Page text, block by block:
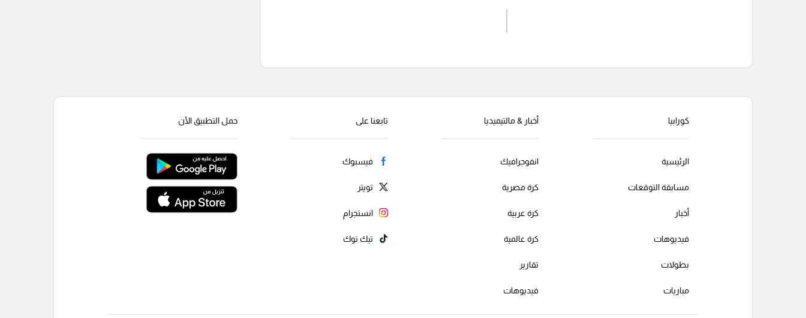
إرسال تعليق
كورابيا
الرئيسية
مسابقة التوقعات
أخبار
فيديوهات
بطولات
مباريات
أخبار & مالتيميديا
انفوجرافيك
كرة مصرية
كرة عربية
كرة عالمية
تقارير
فيديوهات
تابعنا على
فيسبوك
تويتر
انستجرام
تيك توك
حمل التطبيق الأن